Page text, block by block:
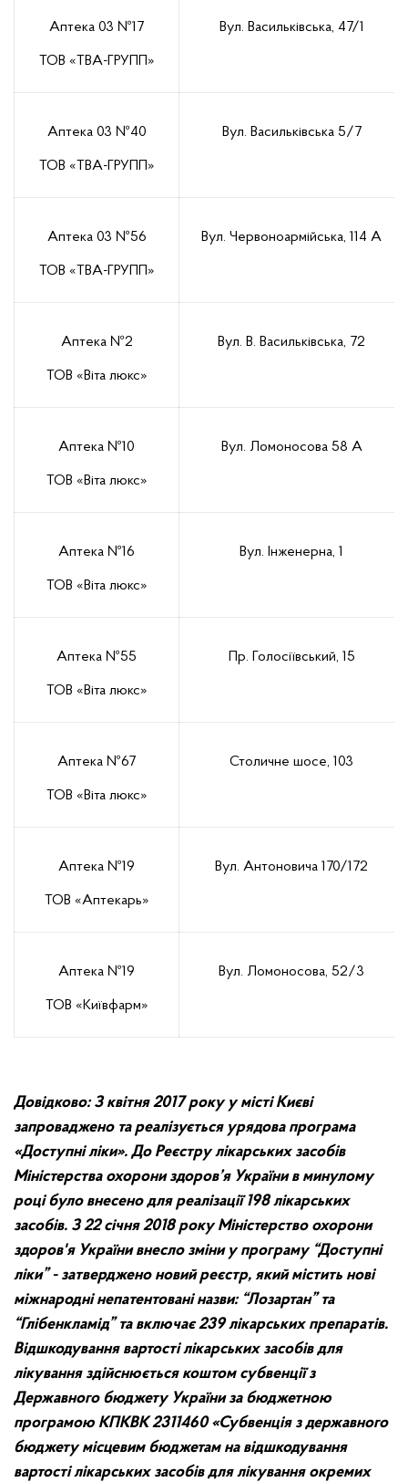
Аптека 03 №17
ТОВ «ТВА-ГРУПП»
Вул. Васильківська, 47/1
Аптека 03 №40
ТОВ «ТВА-ГРУПП»
Вул. Васильківська 5/7
Аптека 03 №56
ТОВ «ТВА-ГРУПП»
Вул. Червоноармійська, 114 А
Аптека №2
ТОВ «Віта люкс»
Вул. В. Васильківська, 72
Аптека №10
ТОВ «Віта люкс»
Вул. Ломоносова 58 А
Аптека №16
ТОВ «Віта люкс»
Вул. Інженерна, 1
Аптека №55
ТОВ «Віта люкс»
Пр. Голосіївський, 15
Аптека №67
ТОВ «Віта люкс»
Столичне шосе, 103
Аптека №19
ТОВ «Аптекарь»
Вул. Антоновича 170/172
Аптека №19
ТОВ «Київфарм»
Вул. Ломоносова, 52/3
Довідково: З квітня 2017 року у місті Києві
запроваджено та реалізується урядова програма
«Доступні ліки». До Реєстру лікарських засобів
Міністерства охорони здоров’я України в минулому
році було внесено для реалізації 198 лікарських
засобів. З 22 січня 2018 року Міністерство охорони
здоров'я України внесло зміни у програму “Доступні
ліки” - затверджено новий реєстр, який містить нові
міжнародні непатентовані назви: “Лозартан” та
“Глібенкламід” та включає 239 лікарських препаратів.
Відшкодування вартості лікарських засобів для
лікування здійснюється коштом субвенції з
Державного бюджету України за бюджетною
програмою КПКВК 2311460 «Субвенція з державного
бюджету місцевим бюджетам на відшкодування
вартості лікарських засобів для лікування окремих